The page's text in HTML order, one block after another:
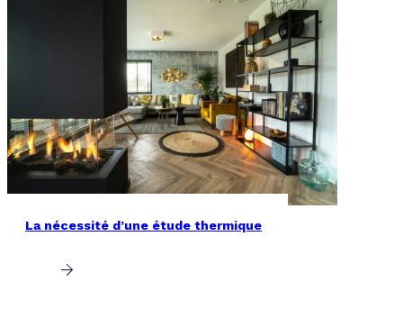
La nécessité d’une étude thermique